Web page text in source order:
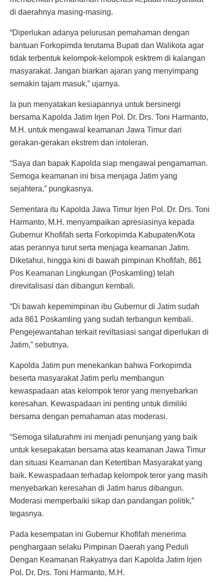
di daerahnya masing-masing.
“Diperlukan adanya pelurusan pemahaman dengan
bantuan Forkopimda terutama Bupati dan Walikota agar
tidak terbentuk kelompok-kelompok esktrem di kalangan
masyarakat. Jangan biarkan ajaran yang menyimpang
semakin tajam masuk,” ujarnya.
Ia pun menyatakan kesiapannya untuk bersinergi
bersama Kapolda Jatim Irjen Pol. Dr. Drs. Toni Harmanto,
M.H. untuk mengawal keamanan Jawa Timur dari
gerakan-gerakan ekstrem dan intoleran.
“Saya dan bapak Kapolda siap mengawal pengamaman.
Semoga keamanan ini bisa menjaga Jatim yang
sejahtera,” pungkasnya.
Sementara itu Kapolda Jawa Timur Irjen Pol. Dr. Drs. Toni
Harmanto, M.H. menyampaikan apresiasinya kepada
Gubernur Khofifah serta Forkopimda Kabupaten/Kota
atas perannya turut serta menjaga keamanan Jatim.
Diketahui, hingga kini di bawah pimpinan Khofifah, 861
Pos Keamanan Lingkungan (Poskamling) telah
direvitalisasi dan dibangun kembali.
“Di bawah kepemimpinan ibu Gubernur di Jatim sudah
ada 861 Poskamling yang sudah terbangun kembali.
Pengejewantahan terkait reviltasiasi sangat diperlukan di
Jatim,” sebutnya.
Kapolda Jatim pun menekankan bahwa Forkopimda
beserta masyarakat Jatim perlu membangun
kewaspadaan atas kelompok teror yang menyebarkan
keresahan. Kewaspadaan ini penting untuk dimiliki
bersama dengan pemahaman atas moderasi.
“Semoga silaturahmi ini menjadi penunjang yang baik
untuk kesepakatan bersama atas keamanan Jawa Timur
dan situasi Keamanan dan Ketertiban Masyarakat yang
baik. Kewaspadaan terhadap kelompok teror yang masih
menyebarkan keresahan di Jatim harus dibangun.
Moderasi memperbaiki sikap dan pandangan politik,”
tegasnya.
Pada kesempatan ini Gubernur Khofifah menerima
penghargaan selaku Pimpinan Daerah yang Peduli
Dengan Keamanan Rakyatnya dari Kapolda Jatim Irjen
Pol. Dr. Drs. Toni Harmanto, M.H.